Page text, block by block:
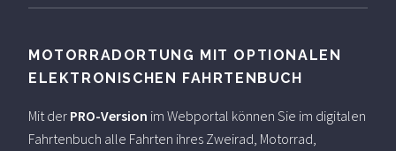
MOTORRADORTUNG MIT OPTIONALEN
ELEKTRONISCHEN FAHRTENBUCH
Mit der PRO-Version im Webportal können Sie im digitalen
Fahrtenbuch alle Fahrten ihres Zweirad, Motorrad,